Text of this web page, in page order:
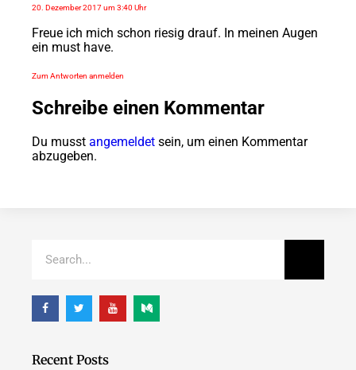
20. Dezember 2017 um 3:40 Uhr
Freue ich mich schon riesig drauf. In meinen Augen
ein must have.
Zum Antworten anmelden
Schreibe einen Kommentar
Du musst angemeldet sein, um einen Kommentar
abzugeben.
Recent Posts